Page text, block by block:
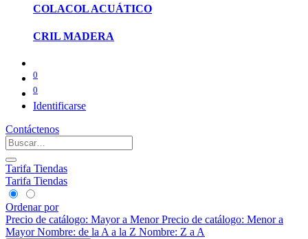
COLACOL ACUÁTICO
CRIL MADERA
0
0
Identificarse
Contáctenos
Tarifa Tiendas
Tarifa Tiendas
Ordenar por
Precio de catálogo: Mayor a Menor Precio de catálogo: Menor a
Mayor Nombre: de la A a la Z Nombre: Z a A